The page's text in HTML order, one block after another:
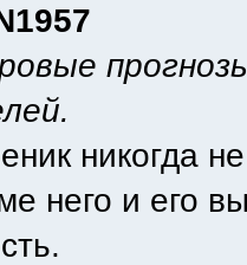
никогда
него и его